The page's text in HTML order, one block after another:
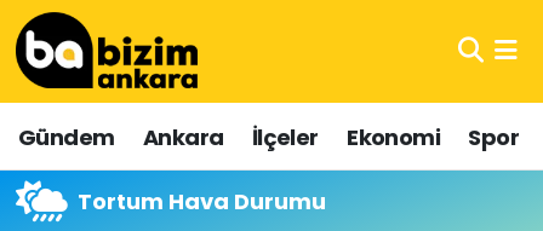
Gündem Ankara İlçeler Ekonomi Spor
Tortum Hava Durumu
Hava Durumu
Trafik Durumu
Süper Lig Puan Durumu ve Fikstür